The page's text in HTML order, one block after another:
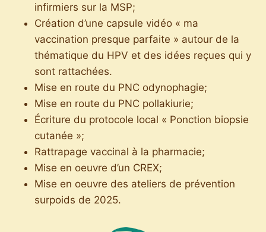
infirmiers sur la MSP;
Création d’une capsule vidéo « ma
vaccination presque parfaite » autour de la
thématique du HPV et des idées reçues qui y
sont rattachées.
Mise en route du PNC odynophagie;
Mise en route du PNC pollakiurie;
Écriture du protocole local « Ponction biopsie
cutanée »;
Rattrapage vaccinal à la pharmacie;
Mise en oeuvre d’un CREX;
Mise en oeuvre des ateliers de prévention
surpoids de 2025.